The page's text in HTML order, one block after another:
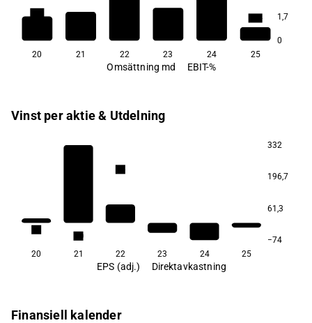
1,7
0
−9,4
20 21 22 23 24 25
Omsättning md EBIT-%
Vinst per aktie & Utdelning
332
196,7
61,3
−74
1,0
1,4
20 21 22 23 24 25
EPS (adj.) Direktavkastning
Finansiell kalender